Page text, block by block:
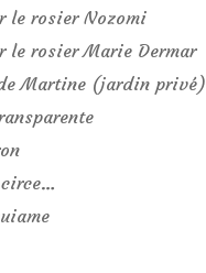
le rosier Nozomi
le rosier Marie Dermar
Martine (jardin privé)